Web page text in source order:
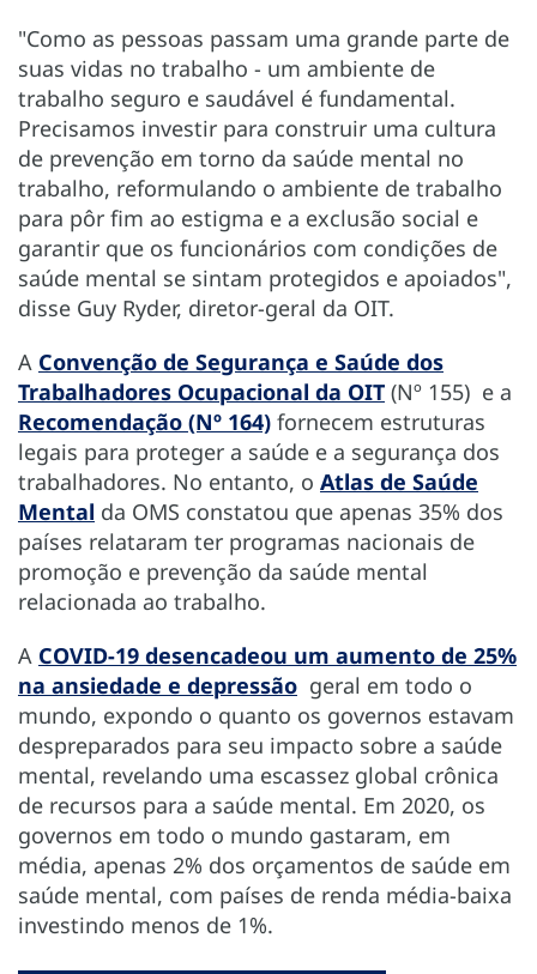
"Como as pessoas passam uma grande parte de
suas vidas no trabalho - um ambiente de
trabalho seguro e saudável é fundamental.
Precisamos investir para construir uma cultura
de prevenção em torno da saúde mental no
trabalho, reformulando o ambiente de trabalho
para pôr fim ao estigma e a exclusão social e
garantir que os funcionários com condições de
saúde mental se sintam protegidos e apoiados",
disse Guy Ryder, diretor-geral da OIT.
A Convenção de Segurança e Saúde dos
Trabalhadores Ocupacional da OIT (Nº 155) e a
Recomendação (Nº 164) fornecem estruturas
legais para proteger a saúde e a segurança dos
trabalhadores. No entanto, o Atlas de Saúde
Mental da OMS constatou que apenas 35% dos
países relataram ter programas nacionais de
promoção e prevenção da saúde mental
relacionada ao trabalho.
A COVID-19 desencadeou um aumento de 25%
na ansiedade e depressão geral em todo o
mundo, expondo o quanto os governos estavam
despreparados para seu impacto sobre a saúde
mental, revelando uma escassez global crônica
de recursos para a saúde mental. Em 2020, os
governos em todo o mundo gastaram, em
média, apenas 2% dos orçamentos de saúde em
saúde mental, com países de renda média-baixa
investindo menos de 1%.